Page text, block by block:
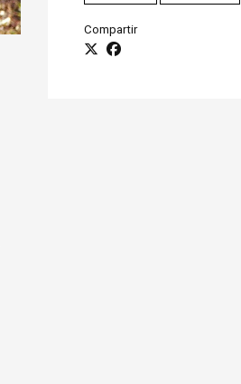
Compartir